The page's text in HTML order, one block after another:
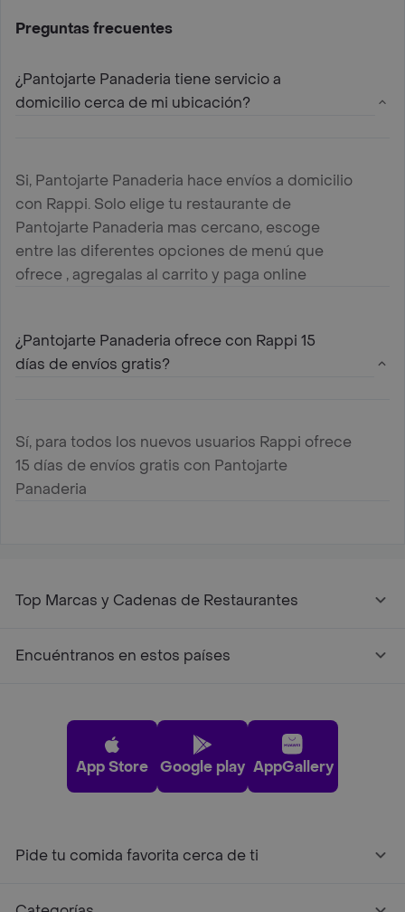
Preguntas frecuentes
¿Pantojarte Panaderia tiene servicio a
domicilio cerca de mi ubicación?
Si, Pantojarte Panaderia hace envíos a domicilio
con Rappi. Solo elige tu restaurante de
Pantojarte Panaderia mas cercano, escoge
entre las diferentes opciones de menú que
ofrece , agregalas al carrito y paga online
¿Pantojarte Panaderia ofrece con Rappi 15
días de envíos gratis?
Sí, para todos los nuevos usuarios Rappi ofrece
15 días de envíos gratis con Pantojarte
Panaderia
Top Marcas y Cadenas de Restaurantes
Encuéntranos en estos países
App Store Google play AppGallery
Pide tu comida favorita cerca de ti